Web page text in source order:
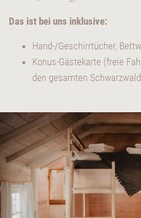
Das ist bei uns inklusive:
Hand-/Geschirrtücher,
Konus-Gästekarte (freie
den gesamten